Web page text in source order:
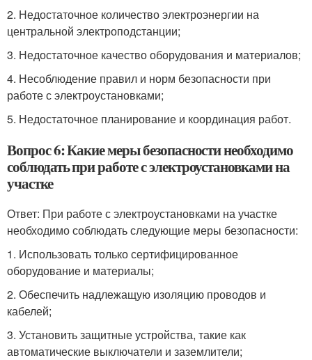
2. Недостаточное количество электроэнергии на
центральной электроподстанции;
3. Недостаточное качество оборудования и материалов;
4. Несоблюдение правил и норм безопасности при
работе с электроустановками;
5. Недостаточное планирование и координация работ.
Вопрос 6: Какие меры безопасности необходимо
соблюдать при работе с электроустановками на
участке
Ответ: При работе с электроустановками на участке
необходимо соблюдать следующие меры безопасности:
1. Использовать только сертифицированное
оборудование и материалы;
2. Обеспечить надлежащую изоляцию проводов и
кабелей;
3. Установить защитные устройства, такие как
автоматические выключатели и заземлители;